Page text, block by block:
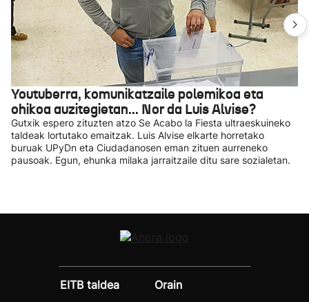
Youtuberra, komunikatzaile polemikoa eta
ohikoa auzitegietan... Nor da Luis Alvise?
Gutxik espero zituzten atzo Se Acabo la Fiesta ultraeskuineko
taldeak lortutako emaitzak. Luis Alvise elkarte horretako
buruak UPyDn eta Ciudadanosen eman zituen aurreneko
pausoak. Egun, ehunka milaka jarraitzaile ditu sare sozialetan.
EITB taldea
Orain